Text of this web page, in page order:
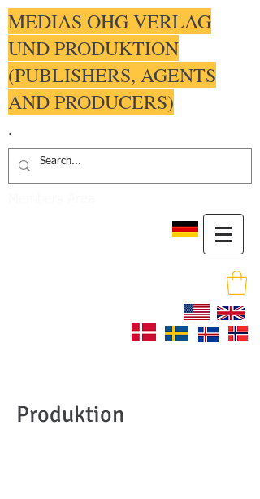
MEDIAS OHG VERLAG
UND PRODUKTION
(PUBLISHERS, AGENTS
AND PRODUCERS)
.
Produktion